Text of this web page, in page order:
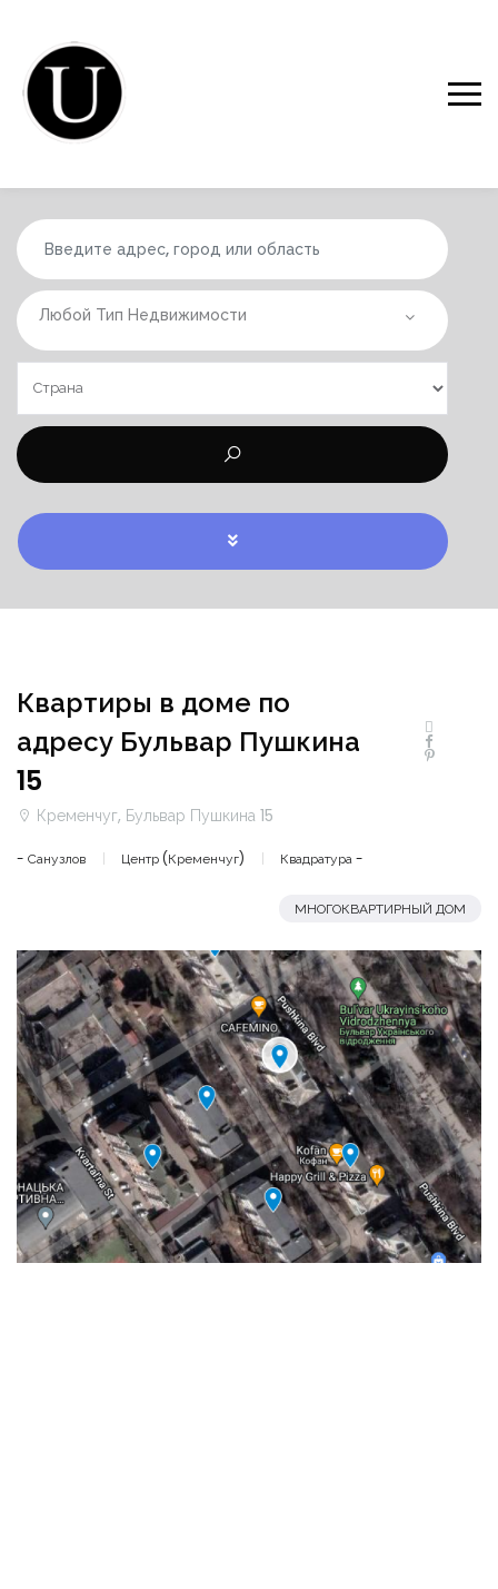
Любой Тип Недвижимости
Квартиры в доме по
адресу Бульвар Пушкина
15
Кременчуг, Бульвар Пушкина 15
- Санузлов Центр (Кременчуг) Квадратура -
МНОГОКВАРТИРНЫЙ ДОМ